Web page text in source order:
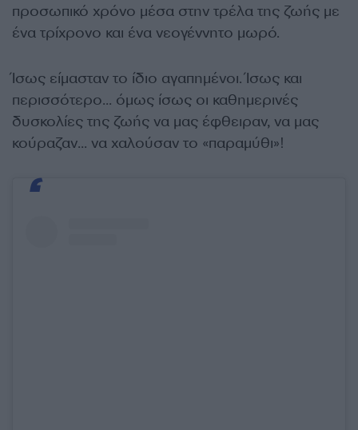
προσωπικό χρόνο μέσα στην τρέλα της ζωής με
ένα τρίχρονο και ένα νεογέννητο μωρό.
Ίσως είμασταν το ίδιο αγαπημένοι. Ίσως και
περισσότερο… όμως ίσως οι καθημερινές
δυσκολίες της ζωής να μας έφθειραν, να μας
κούραζαν… να χαλούσαν το «παραμύθι»!